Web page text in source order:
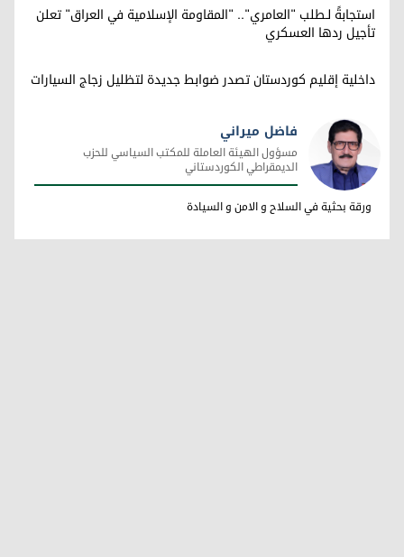
استجابةً لـطلب "العامري".. "المقاومة الإسلامية في العراق" تعلن
تأجيل ردها العسكري
داخلية إقليم كوردستان تصدر ضوابط جديدة لتظليل زجاج السيارات
فاضل ميراني
فاضل ميراني
مسؤول الهيئة العاملة للمكتب السياسي للحزب
الديمقراطي الكوردستاني
ورقة بحثية في السلاح و الامن و السيادة